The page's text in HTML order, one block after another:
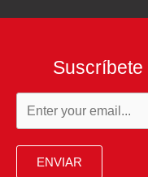
ENVIAR